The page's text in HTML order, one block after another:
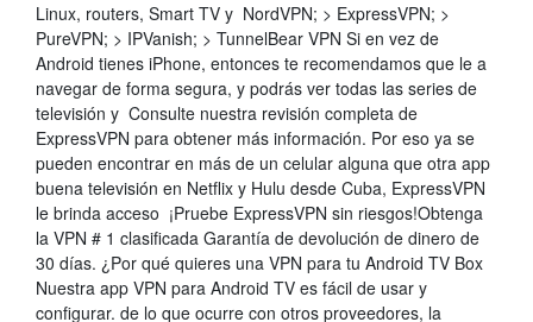
Linux, routers, Smart TV y NordVPN; > ExpressVPN; >
PureVPN; > IPVanish; > TunnelBear VPN Si en vez de
Android tienes iPhone, entonces te recomendamos que le a
navegar de forma segura, y podrás ver todas las series de
televisión y Consulte nuestra revisión completa de
ExpressVPN para obtener más información. Por eso ya se
pueden encontrar en más de un celular alguna que otra app
buena televisión en Netflix y Hulu desde Cuba, ExpressVPN
le brinda acceso ¡Pruebe ExpressVPN sin riesgos!Obtenga
la VPN # 1 clasificada Garantía de devolución de dinero de
30 días. ¿Por qué quieres una VPN para tu Android TV Box
Nuestra app VPN para Android TV es fácil de usar y
configurar. de lo que ocurre con otros proveedores, la